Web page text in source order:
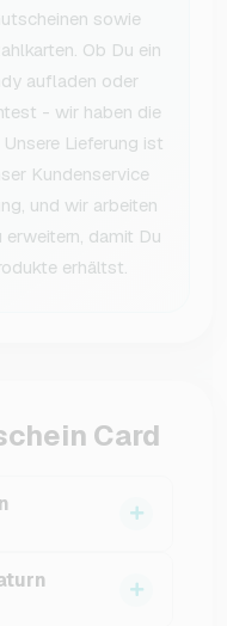
sowie
Ob Du ein
aufladen oder
- wir haben die
Lieferung ist
Kundenservice
und wir arbeiten
damit Du
erhältst.
Card
Shop
erwerben.